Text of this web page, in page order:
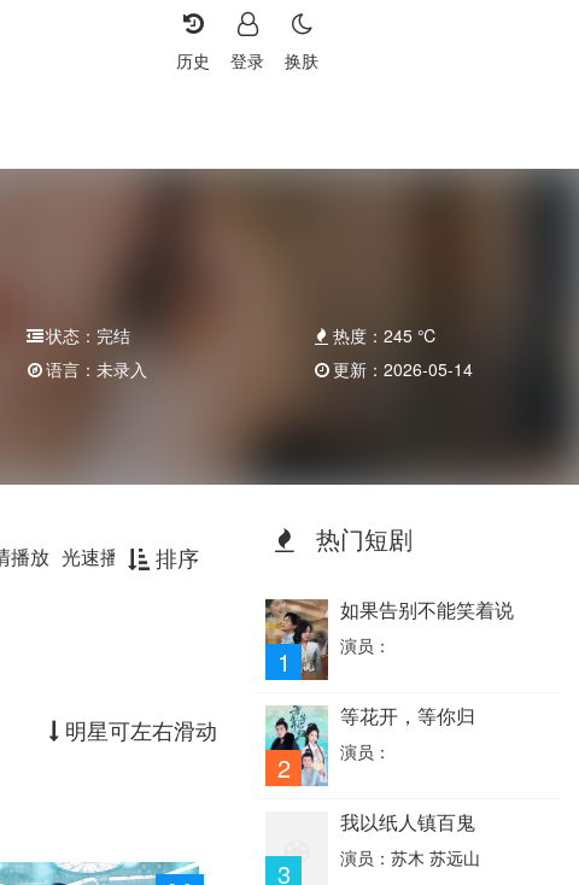
换肤
登录
历史
状态： 完结 热度： 245℃
语言：未录入 更新： 2026-05-14
排序
播放 光速播放
明星可左右滑动
热门短剧
1
如果告别不能笑着说
演员：
2
等花开，等你归
演员：
3
我以纸人镇百鬼
演员：苏木 苏远山